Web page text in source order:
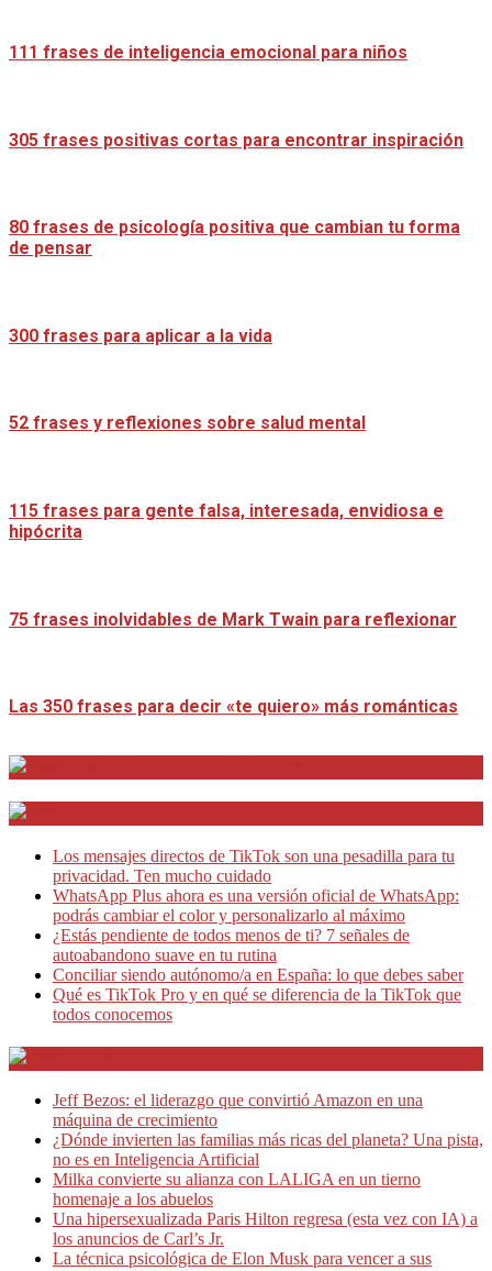
111 frases de inteligencia emocional para niños
305 frases positivas cortas para encontrar inspiración
80 frases de psicología positiva que cambian tu forma
de pensar
300 frases para aplicar a la vida
52 frases y reflexiones sobre salud mental
115 frases para gente falsa, interesada, envidiosa e
hipócrita
75 frases inolvidables de Mark Twain para reflexionar
Las 350 frases para decir «te quiero» más románticas
Los mensajes directos de TikTok son una pesadilla para tu
privacidad. Ten mucho cuidado
WhatsApp Plus ahora es una versión oficial de WhatsApp:
podrás cambiar el color y personalizarlo al máximo
¿Estás pendiente de todos menos de ti? 7 señales de
autoabandono suave en tu rutina
Conciliar siendo autónomo/a en España: lo que debes saber
Qué es TikTok Pro y en qué se diferencia de la TikTok que
todos conocemos
Jeff Bezos: el liderazgo que convirtió Amazon en una
máquina de crecimiento
¿Dónde invierten las familias más ricas del planeta? Una pista,
no es en Inteligencia Artificial
Milka convierte su alianza con LALIGA en un tierno
homenaje a los abuelos
Una hipersexualizada Paris Hilton regresa (esta vez con IA) a
los anuncios de Carl’s Jr.
La técnica psicológica de Elon Musk para vencer a sus